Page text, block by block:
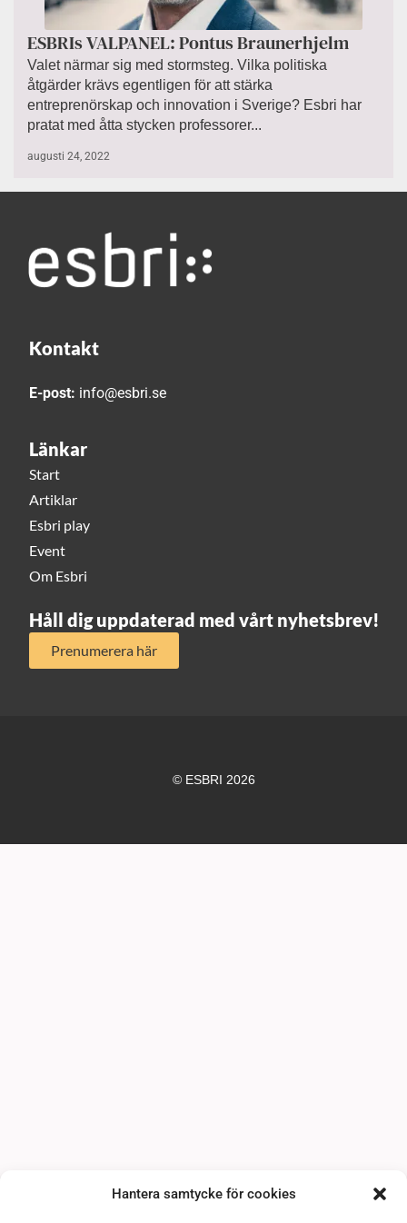
Hantera samtycke för cookies
ESBRIs VALPANEL: Pontus Braunerhjelm
Valet närmar sig med stormsteg. Vilka politiska
åtgärder krävs egentligen för att stärka
entreprenörskap och innovation i Sverige? Esbri har
pratat med åtta stycken professorer...
augusti 24, 2022
Kontakt
E-post: info@esbri.se
Länkar
Start
Artiklar
Esbri play
Event
Om Esbri
Håll dig uppdaterad med vårt nyhetsbrev!
Prenumerera här
© ESBRI 2026